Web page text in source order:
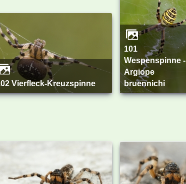
102 Vierfleck-Kreuzspinne
101
Wespenspinne -
Argiope
bruennichi